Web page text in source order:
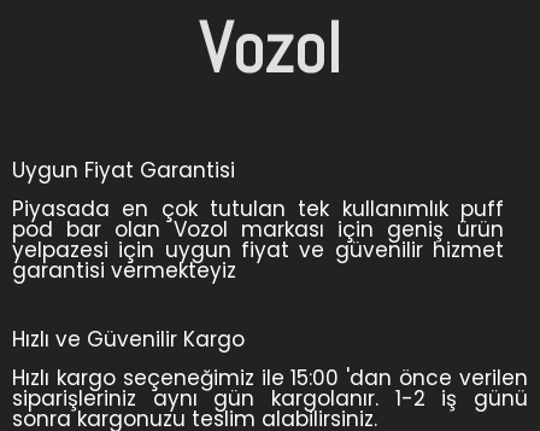
Vozol
Uygun Fiyat Garantisi
Piyasada en çok tutulan tek kullanımlık puff
pod bar olan Vozol markası için geniş ürün
yelpazesi için uygun fiyat ve güvenilir hizmet
garantisi vermekteyiz
Hızlı ve Güvenilir Kargo
Hızlı kargo seçeneğimiz ile 15:00 'dan önce verilen
siparişleriniz aynı gün kargolanır. 1-2 iş günü
sonra kargonuzu teslim alabilirsiniz.